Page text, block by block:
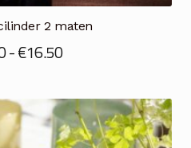
2 maten
-€16.50Prijsklasse:
tot
€16.50